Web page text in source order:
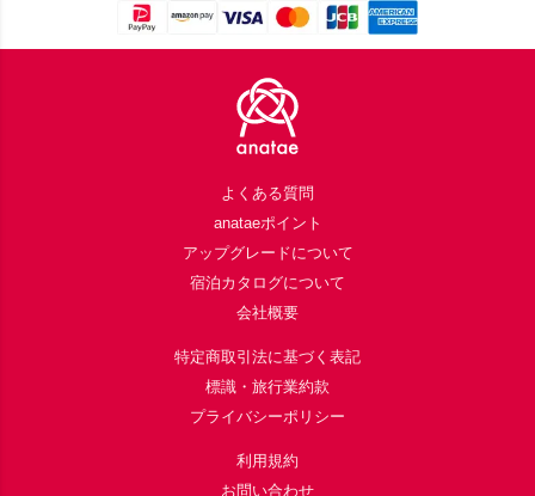
よくある質問
anataeポイント
アップグレードについて
宿泊カタログについて
会社概要
特定商取引法に基づく表記
標識・旅行業約款
プライバシーポリシー
利用規約
お問い合わせ